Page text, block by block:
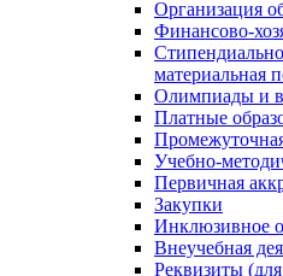
Организация
Финансово-
материальная
Олимпиады и
Платные
Учебно-
Первичная
Закупки
Инклюзивное
Внеучебная
Реквизиты